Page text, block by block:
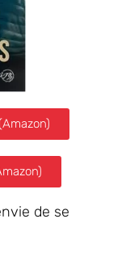
de se